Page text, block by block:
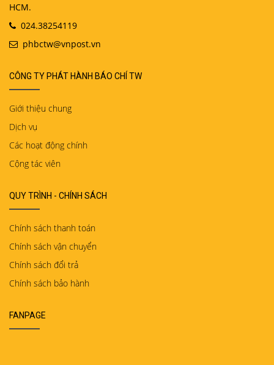
HCM.
024.38254119
phbctw@vnpost.vn
CÔNG TY PHÁT HÀNH BÁO CHÍ TW
Giới thiệu chung
Dịch vụ
Các hoạt động chính
Cộng tác viên
QUY TRÌNH - CHÍNH SÁCH
Chính sách thanh toán
Chính sách vận chuyển
Chính sách đổi trả
Chính sách bảo hành
FANPAGE